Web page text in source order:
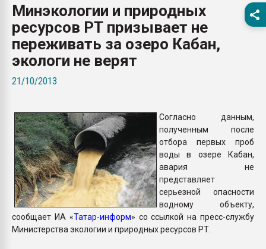
26.07.2022 "Сибирский
намного дороже
Профильная
покупка, обмен
Минэкологии и природных
ресурсов РТ призывает не
переживать за озеро Кабан,
экологи не верят
21/10/2013
Согласно данным,
полученным после
отбора первых проб
воды в озере Кабан,
авария не
представляет
серьезной опасности
водному объекту,
сообщает ИА «Татар-информ» со ссылкой на пресс-службу
Министерства экологии и природных ресурсов РТ.